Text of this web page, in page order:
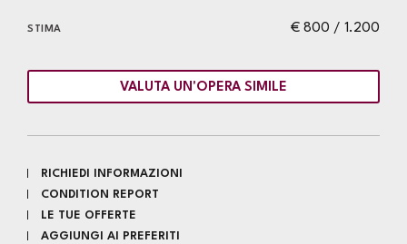
€ 800 / 1.200
STIMA
VALUTA UN'OPERA SIMILE
RICHIEDI INFORMAZIONI
CONDITION REPORT
LE TUE OFFERTE
AGGIUNGI AI PREFERITI